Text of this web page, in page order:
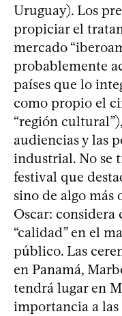
Uruguay). Los
propiciar el
mercado
probablemente
países que lo
como propio el
“región
audiencias y las
industrial. No se
festival que
sino de algo más
Oscar:
“calidad” en el
público. Las
en Panamá,
tendrá lugar en
importancia a las